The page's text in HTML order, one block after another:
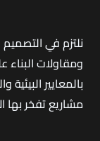
نلتزم في
ومقاولات البناء
بالمعايير
مشاريع تفخر بها